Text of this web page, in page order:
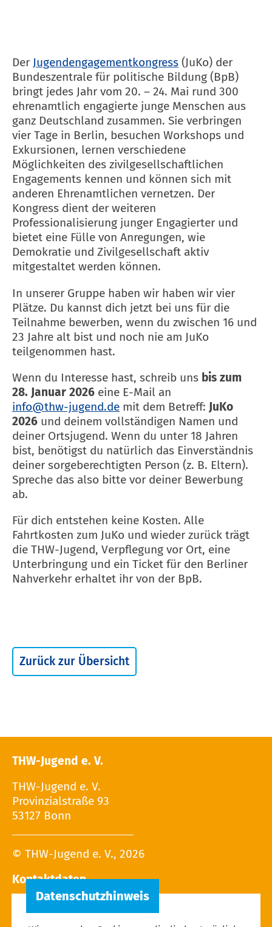
Der Jugendengagementkongress (JuKo) der
Bundeszentrale für politische Bildung (BpB)
bringt jedes Jahr vom 20. – 24. Mai rund 300
ehrenamtlich engagierte junge Menschen aus
ganz Deutschland zusammen. Sie verbringen
vier Tage in Berlin, besuchen Workshops und
Exkursionen, lernen verschiedene
Möglichkeiten des zivilgesellschaftlichen
Engagements kennen und können sich mit
anderen Ehrenamtlichen vernetzen. Der
Kongress dient der weiteren
Professionalisierung junger Engagierter und
bietet eine Fülle von Anregungen, wie
Demokratie und Zivilgesellschaft aktiv
mitgestaltet werden können.
In unserer Gruppe haben wir haben wir vier
Plätze. Du kannst dich jetzt bei uns für die
Teilnahme bewerben, wenn du zwischen 16 und
23 Jahre alt bist und noch nie am JuKo
teilgenommen hast.
Wenn du Interesse hast, schreib uns bis zum
28. Januar 2026 eine E-Mail an
info@thw-jugend.de mit dem Betreff: JuKo
2026 und deinem vollständigen Namen und
deiner Ortsjugend. Wenn du unter 18 Jahren
bist, benötigst du natürlich das Einverständnis
deiner sorgeberechtigten Person (z. B. Eltern).
Spreche das also bitte vor deiner Bewerbung
ab.
Für dich entstehen keine Kosten. Alle
Fahrtkosten zum JuKo und wieder zurück trägt
die THW-Jugend, Verpflegung vor Ort, eine
Unterbringung und ein Ticket für den Berliner
Nahverkehr erhaltet ihr von der BpB.
Zurück zur Übersicht
THW-Jugend e. V.
THW-Jugend e. V.
Provinzialstraße 93
53127 Bonn
© THW-Jugend e. V., 2026
Kontaktdaten
Tel.: 02 28 / 9 40 - 13 27